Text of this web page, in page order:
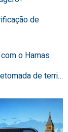
de
o Hamas
de terri…